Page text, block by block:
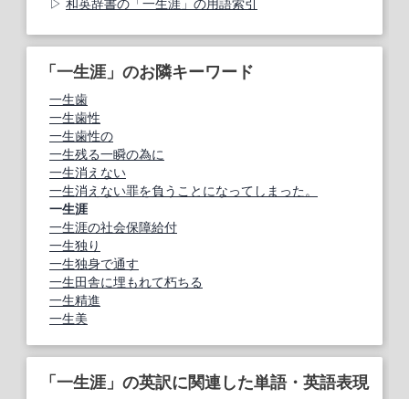
「一生涯」のお隣キーワード
一生歯
一生歯性
一生歯性の
一生残る一瞬の為に
一生消えない
一生消えない罪を負うことになってしまった。
一生涯
一生涯の社会保障給付
一生独り
一生独身で通す
一生田舎に埋もれて朽ちる
一生精進
一生美
「一生涯」の英訳に関連した単語・英語表現